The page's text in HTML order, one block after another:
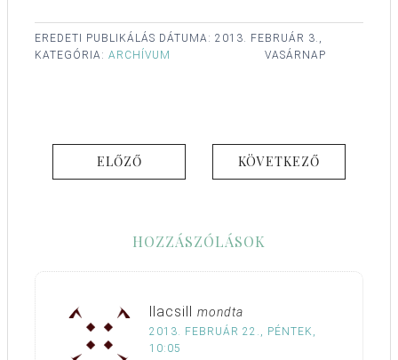
EREDETI PUBLIKÁLÁS DÁTUMA: 2013. FEBRUÁR 3.,
VASÁRNAP
KATEGÓRIA: ARCHÍVUM
ELŐZŐ KÖVETKEZŐ
HOZZÁSZÓLÁSOK
llacsill mondta
2013. FEBRUÁR 22., PÉNTEK,
10:05